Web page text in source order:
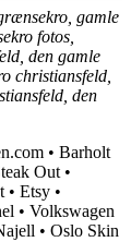
gamle
fotos,
den gamle
christiansfeld,
den
• Barholt
Out•
• Etsy •
• Volkswagen
• Oslo Skin